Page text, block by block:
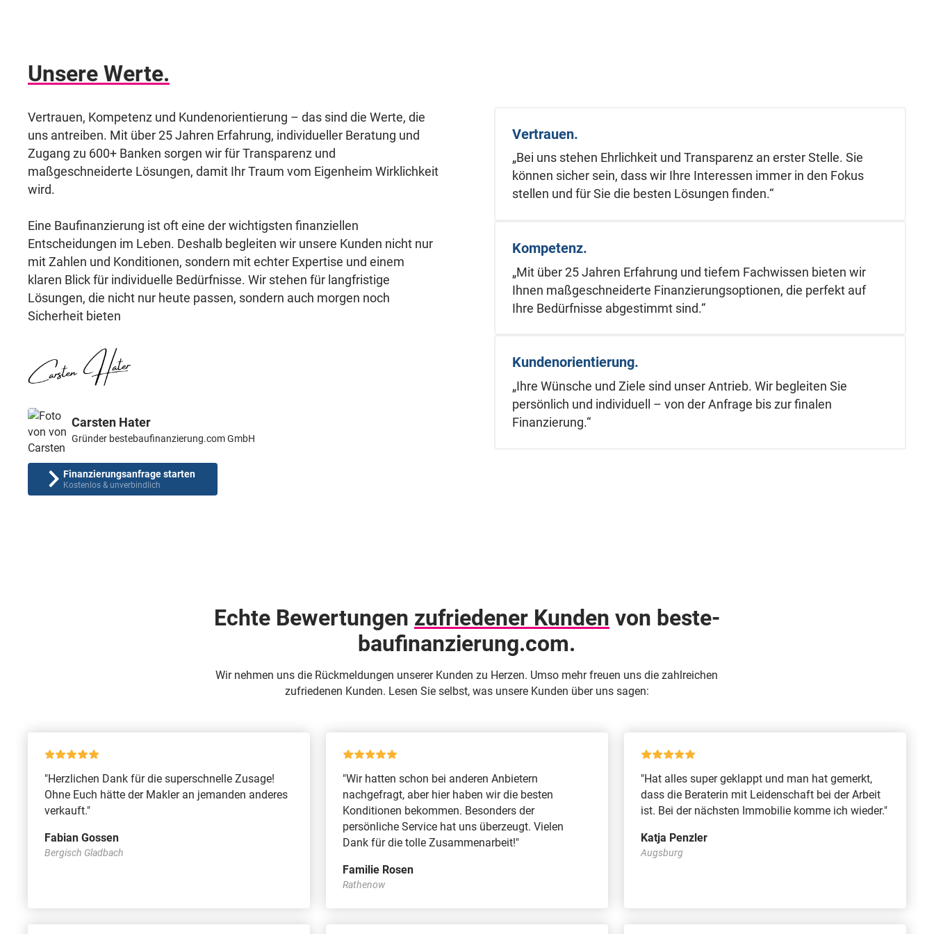
Unsere Werte.
Vertrauen, Kompetenz und Kundenorientierung – das sind die Werte, die
uns antreiben. Mit über 25 Jahren Erfahrung, individueller Beratung und
Zugang zu 600+ Banken sorgen wir für Transparenz und
maßgeschneiderte Lösungen, damit Ihr Traum vom Eigenheim Wirklichkeit
wird.
Eine Baufinanzierung ist oft eine der wichtigsten finanziellen
Entscheidungen im Leben. Deshalb begleiten wir unsere Kunden nicht nur
mit Zahlen und Konditionen, sondern mit echter Expertise und einem
klaren Blick für individuelle Bedürfnisse. Wir stehen für langfristige
Lösungen, die nicht nur heute passen, sondern auch morgen noch
Sicherheit bieten
Carsten Hater
Gründer bestebaufinanzierung.com GmbH
Finanzierungsanfrage starten
Kostenlos & unverbindlich
Vertrauen.
„Bei uns stehen Ehrlichkeit und Transparenz an erster Stelle. Sie
können sicher sein, dass wir Ihre Interessen immer in den Fokus
stellen und für Sie die besten Lösungen finden.“
Kompetenz.
„Mit über 25 Jahren Erfahrung und tiefem Fachwissen bieten wir
Ihnen maßgeschneiderte Finanzierungsoptionen, die perfekt auf
Ihre Bedürfnisse abgestimmt sind.“
Kundenorientierung.
„Ihre Wünsche und Ziele sind unser Antrieb. Wir begleiten Sie
persönlich und individuell – von der Anfrage bis zur finalen
Finanzierung.“
Echte Bewertungen zufriedener Kunden von beste­
baufinanzierung.com.
Wir nehmen uns die Rückmeldungen unserer Kunden zu Herzen. Umso mehr freuen uns die zahlreichen
zufriedenen Kunden. Lesen Sie selbst, was unsere Kunden über uns sagen:
"Herzlichen Dank für die superschnelle Zusage!
Ohne Euch hätte der Makler an jemanden anderes
verkauft."
Fabian Gossen
Bergisch Gladbach
"Wir hatten schon bei anderen Anbietern
nachgefragt, aber hier haben wir die besten
Konditionen bekommen. Besonders der
persönliche Service hat uns überzeugt. Vielen
Dank für die tolle Zusammenarbeit!"
Familie Rosen
Rathenow
"Hat alles super geklappt und man hat gemerkt,
dass die Beraterin mit Leidenschaft bei der Arbeit
ist. Bei der nächsten Immobilie komme ich wieder."
Katja Penzler
Augsburg